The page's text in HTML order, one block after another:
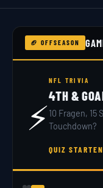
🏈 OFFSEASON
🏟️
NFL
DRAFT
32
Scout-
JETZT